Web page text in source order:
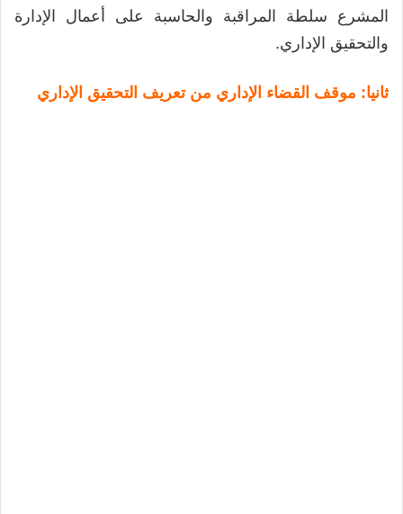
المشرع سلطة المراقبة والحاسبة على أعمال الإدارة
والتحقيق الإداري.
ثانيا: موقف القضاء الإداري من تعريف التحقيق الإداري